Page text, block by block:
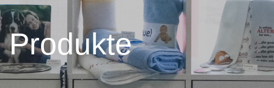
Produkte